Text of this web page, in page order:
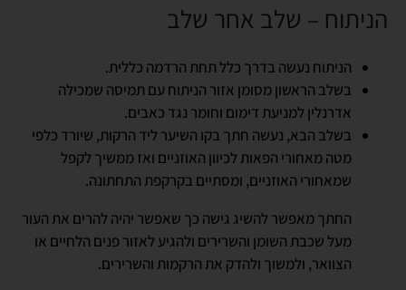
הניתוח – שלב אחר שלב
הניתוח נעשה בדרך כלל תחת הרדמה כללית.
בשלב הראשון מסומן אזור הניתוח עם תמיסה שמכילה
אדרנלין למניעת דימום וחומר נגד כאבים.
בשלב הבא, נעשה חתך בקו השיער ליד הרקות, שיורד כלפי
מטה מאחורי הפאות לכיוון האוזניים ואז ממשיך לקפל
שמאחורי האוזניים, ומסתיים בקרקפת התחתונה.
החתך מאפשר להשיג גישה כך שאפשר יהיה להרים את העור
מעל שכבת השומן והשרירים ולהגיע לאזור פנים הלחיים או
הצוואר, ולמשוך ולהדק את הרקמות והשרירים.